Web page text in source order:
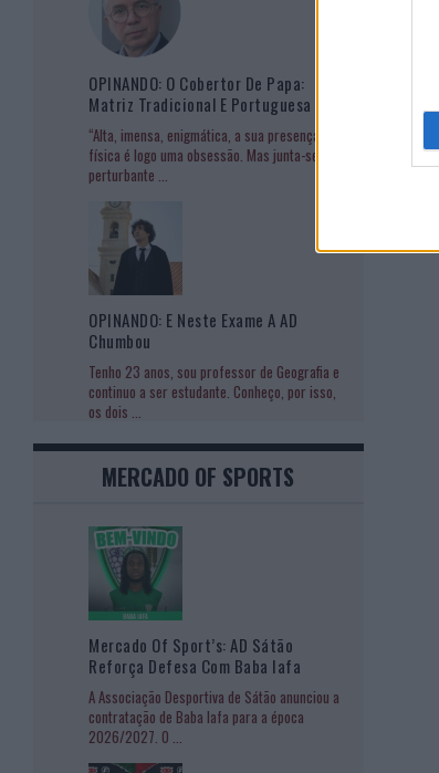
OPINANDO: O Cobertor De Papa:
Matriz Tradicional E Portuguesa
“Alta, imensa, enigmática, a sua presença
física é logo uma obsessão. Mas junta-se à
perturbante ...
OPINANDO: E Neste Exame A AD
Chumbou
Tenho 23 anos, sou professor de Geografia e
continuo a ser estudante. Conheço, por isso,
os dois ...
MERCADO OF SPORTS
Mercado Of Sport’s: AD Sátão
Reforça Defesa Com Baba Iafa
A Associação Desportiva de Sátão anunciou a
contratação de Baba Iafa para a época
2026/2027. O ...